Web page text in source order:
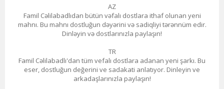
AZ
Famil Cəlilabadlıdan bütün vəfalı dostlara ithaf olunan yeni
mahnı. Bu mahnı dostluğun dəyərini və sadiqliyi tərənnüm edir.
Dinləyin və dostlarınızla paylaşın!
TR
Famil Cəlilabadlı'dan tüm vefalı dostlara adanan yeni şarkı. Bu
eser, dostluğun değerini ve sadakati anlatıyor. Dinleyin ve
arkadaşlarınızla paylaşın!